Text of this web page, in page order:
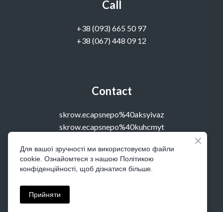
Call
‭+38 (093) 665 50 97‬
+38 (067) 448 09 12
Contact
skrow.ecapsnepo%40aksyivaz
skrow.ecapsnepo%40kuhcmyt
Visit
office 14, Kostolna 4, Kyiv, Ukraine
Для вашої зручності ми використовуємо файли
cookie. Ознайомтеся з нашою Політикою
конфіденційності, щоб дізнатися більше.
Прийняти